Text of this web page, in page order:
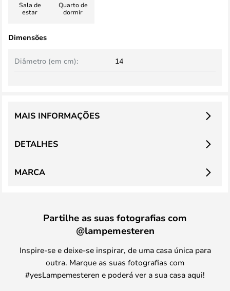
Sala de
estar
Quarto de
dormir
Dimensões
Diâmetro (em cm): 14
DETALHES
MAIS INFORMAÇÕES
MARCA
Partilhe as suas fotografias com
@lampemesteren
Inspire-se e deixe-se inspirar, de uma casa única para
outra. Marque as suas fotografias com
#yesLampemesteren e poderá ver a sua casa aqui!